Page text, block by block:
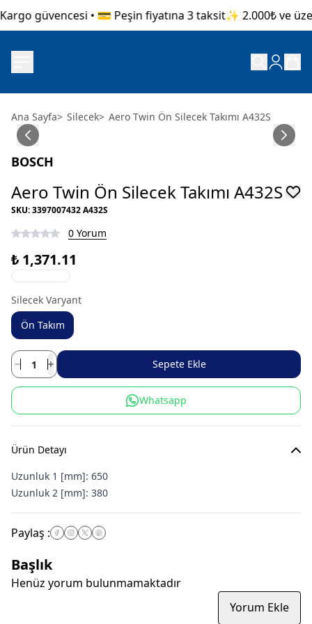
güvencesi • 💳 Peşin fiyatına 3 taksit✨ 2.000₺ ve
Ana Sayfa> Silecek> Aero Twin Ön Silecek Takımı A432S
BOSCH
Aero Twin Ön Silecek Takımı A432S
SKU:3397007432 A432S
0 Yorum
₺ 1,371.11
Silecek Varyant
Ön Takım
Sepete Ekle
Whatsapp
Ürün Detayı
Uzunluk 1 [mm]: 650
Uzunluk 2 [mm]: 380
Paylaş :
Başlık
Henüz yorum bulunmamaktadır
Yorum Ekle